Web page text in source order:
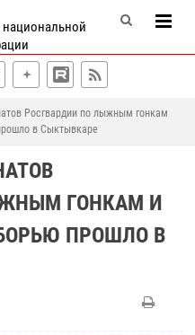
Росгвардии по лыжным гонкам
в Сыктывкаре
ГОНКАМ И
ПРОШЛО В